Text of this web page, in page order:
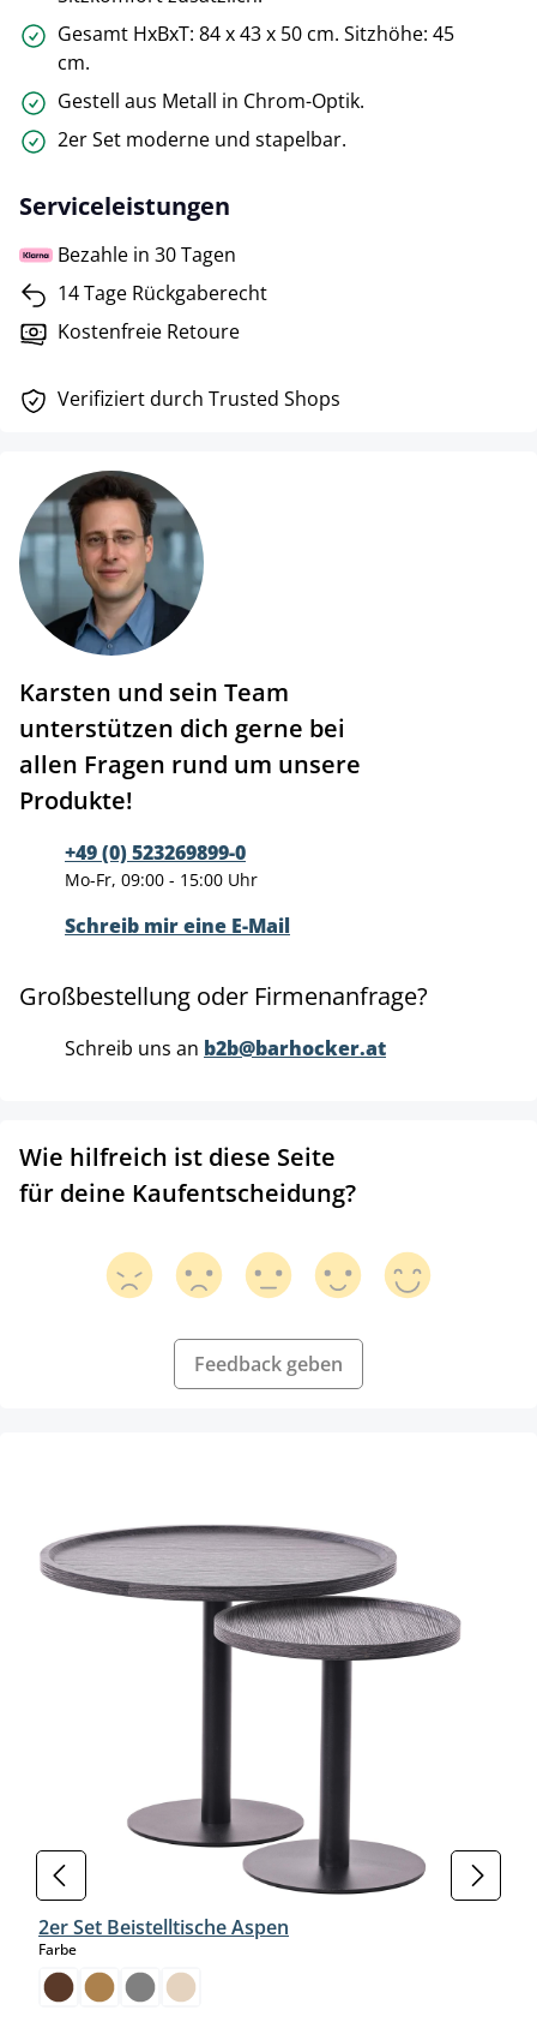
Gesamt HxBxT: 84 x 43 x 50 cm. Sitzhöhe: 45
cm.
Gestell aus Metall in Chrom-Optik.
2er Set moderne und stapelbar.
Serviceleistungen
Bezahle in 30 Tagen
14 Tage Rückgaberecht
Kostenfreie Retoure
Verifiziert durch Trusted Shops
Karsten und sein Team
unterstützen dich gerne bei
allen Fragen rund um unsere
Produkte!
+49 (0) 523269899-0
Mo-Fr, 09:00 - 15:00 Uhr
Schreib mir eine E-Mail
Großbestellung oder Firmenanfrage?
Schreib uns an b2b@barhocker.at
Wie hilfreich ist diese Seite
für deine Kaufentscheidung?
Feedback geben
2er Set Beistelltische Aspen
Farbeauswählen